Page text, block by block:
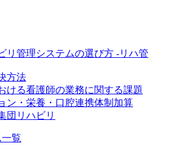
リ管理システムの選び方 -リハ管
方法
ける看護師の業務に関する課題
ン・栄養・口腔連携体制加算
団リハビリ
覧